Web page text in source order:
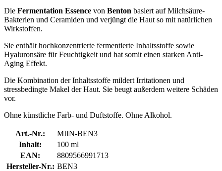
Die Fermentation Essence von Benton basiert auf Milchsäure-
Bakterien und Ceramiden und verjüngt die Haut so mit natürlichen
Wirkstoffen.
Sie enthält hochkonzentrierte fermentierte Inhaltsstoffe sowie
Hyaluronsäre für Feuchtigkeit und hat somit einen starken Anti-
Aging Effekt.
Die Kombination der Inhaltsstoffe mildert Irritationen und
stressbedingte Makel der Haut. Sie beugt außerdem weitere Schäden
vor.
Ohne künstliche Farb- und Duftstoffe. Ohne Alkohol.
Art.-Nr.:
MIIN-BEN3
Inhalt:
100 ml
EAN:
8809566991713
Hersteller-Nr.: BEN3